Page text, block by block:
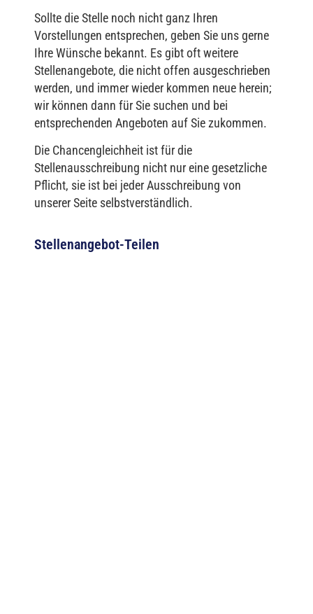
Sollte die Stelle noch nicht ganz Ihren
Vorstellungen entsprechen, geben Sie uns gerne
Ihre Wünsche bekannt. Es gibt oft weitere
Stellenangebote, die nicht offen ausgeschrieben
werden, und immer wieder kommen neue herein;
wir können dann für Sie suchen und bei
entsprechenden Angeboten auf Sie zukommen.
Die Chancengleichheit ist für die
Stellenausschreibung nicht nur eine gesetzliche
Pflicht, sie ist bei jeder Ausschreibung von
unserer Seite selbstverständlich.
Stellenangebot-Teilen